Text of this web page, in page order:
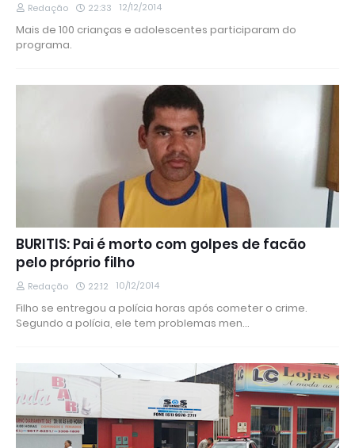
Redação 22:33 12/12/2014
Mais de 100 crianças e adolescentes participaram do
programa.
BURITIS: Pai é morto com golpes de facão
pelo próprio filho
Redação 22:12 10/12/2014
Filho se entregou a polícia horas após cometer o crime.
Segundo a polícia, ele tem problemas men…